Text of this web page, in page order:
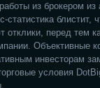
из брокером из
статистика блистит,
отклики, перед тем
Объективные
инвесторам
условия